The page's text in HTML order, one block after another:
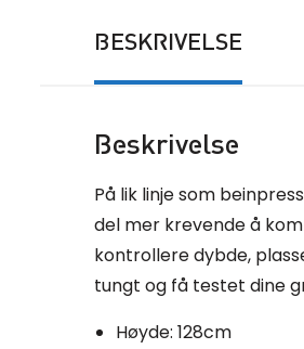
BESKRIVELSE
Beskrivelse
På lik linje som
del mer krevende å
kontrollere dybde,
tungt og få testet dine
Høyde: 128cm